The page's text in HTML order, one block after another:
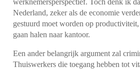
werknemersperspectief. Toch denk ik
Nederland, zeker als de economie
gestuurd moet worden op productiviteit,
gaan halen naar kantoor.
Een ander belangrijk argument zal
Thuiswerkers die toegang hebben tot